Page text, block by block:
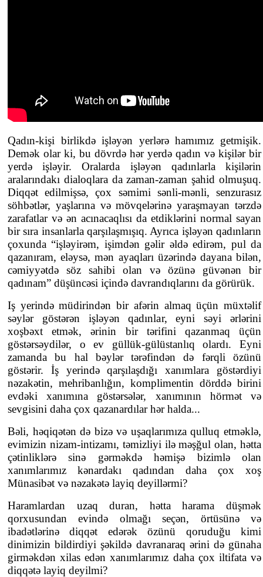
Qadın-kişi birlikdə işləyən yerlərə hamımız getmişik.
Demək olar ki, bu dövrdə hər yerdə qadın və kişilər bir
yerdə işləyir. Oralarda işləyən qadınlarla kişilərin
aralarındakı dialoqlara da zaman-zaman şahid olmuşuq.
Diqqət edilmişsə, çox səmimi sənli-mənli, senzurasız
söhbətlər, yaşlarına və mövqelərinə yaraşmayan tərzdə
zarafatlar və ən acınacaqlısı da etdiklərini normal sayan
bir sıra insanlarla qarşılaşmışıq. Ayrıca işləyən qadınların
çoxunda “işləyirəm, işimdən gəlir əldə edirəm, pul da
qazanıram, eləysə, mən ayaqları üzərində dayana bilən,
cəmiyyətdə söz sahibi olan və özünə güvənən bir
qadınam” düşüncəsi içində davrandıqlarını da görürük.
Iş yerində müdirindən bir afərin almaq üçün müxtəlif
səylər göstərən işləyən qadınlar, eyni səyi ərlərini
xoşbəxt etmək, ərinin bir tərifini qazanmaq üçün
göstərsəydilər, o ev güllük-gülüstanlıq olardı. Eyni
zamanda bu hal bəylər tərəfindən də fərqli özünü
göstərir. İş yerində qarşılaşdığı xanımlara göstərdiyi
nəzakətin, mehribanlığın, komplimentin dörddə birini
evdəki xanımına göstərsələr, xanımının hörmət və
sevgisini daha çox qazanardılar hər halda...
Bəli, həqiqətən də bizə və uşaqlarımıza qulluq etməklə,
evimizin nizam-intizamı, təmizliyi ilə məşğul olan, hətta
çətinliklərə sinə gərməkdə həmişə bizimlə olan
xanımlarımız kənardakı qadından daha çox xoş
Münasibət və nəzakətə layiq deyillərmi?
Haramlardan uzaq duran, hətta harama düşmək
qorxusundan evində olmağı seçən, örtüsünə və
ibadətlərinə diqqət edərək özünü qoruduğu kimi
dinimizin bildirdiyi şəkildə davranaraq ərini də günaha
girməkdən xilas edən xanımlarımız daha çox iltifata və
diqqətə layiq deyilmi?